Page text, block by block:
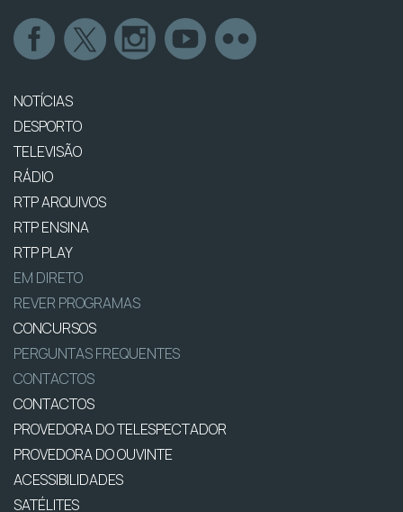
NOTÍCIAS
DESPORTO
TELEVISÃO
RÁDIO
RTP ARQUIVOS
RTP ENSINA
RTP PLAY
EM DIRETO
REVER PROGRAMAS
CONCURSOS
PERGUNTAS FREQUENTES
CONTACTOS
CONTACTOS
PROVEDORA DO TELESPECTADOR
PROVEDORA DO OUVINTE
ACESSIBILIDADES
SATÉLITES